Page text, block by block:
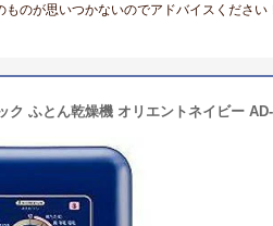
のが思いつかないのでアドバイスください
ク ふとん乾燥機 オリエントネイビー